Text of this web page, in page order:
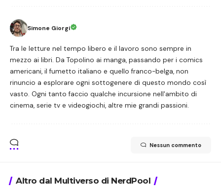
Simone Giorgi
Tra le letture nel tempo libero e il lavoro sono sempre in
mezzo ai libri. Da Topolino ai manga, passando per i comics
americani, il fumetto italiano e quello franco-belga, non
rinuncio a esplorare ogni sottogenere di questo mondo così
vasto. Ogni tanto faccio qualche incursione nell'ambito di
cinema, serie tv e videogiochi, altre mie grandi passioni.
Nessun commento
Altro dal Multiverso di NerdPool